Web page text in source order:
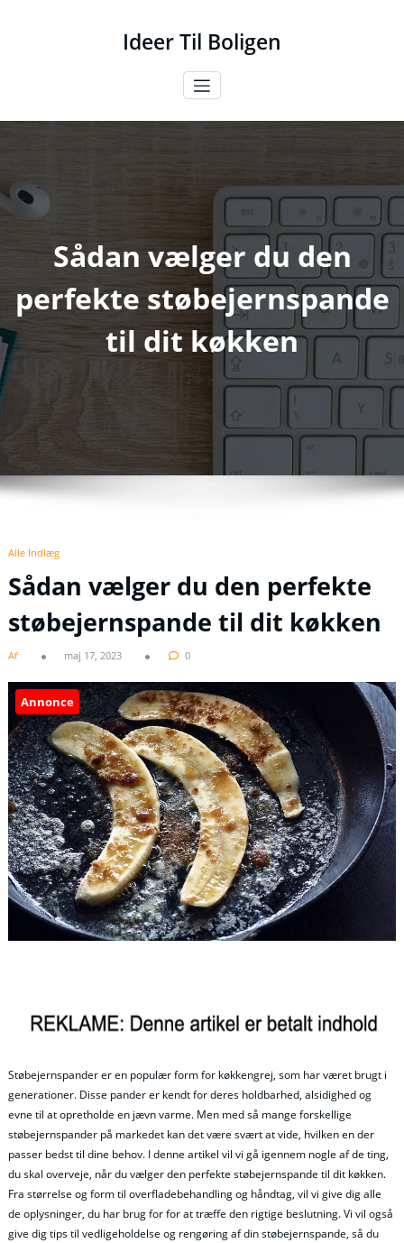
Ideer Til Boligen
Sådan vælger du den
perfekte støbejernspande
til dit køkken
Alle Indlæg
Sådan vælger du den perfekte
støbejernspande til dit køkken
Af maj 17, 2023 0
Annonce
Støbejernspander er en populær form for køkkengrej, som har været brugt i
generationer. Disse pander er kendt for deres holdbarhed, alsidighed og
evne til at opretholde en jævn varme. Men med så mange forskellige
støbejernspander på markedet kan det være svært at vide, hvilken en der
passer bedst til dine behov. I denne artikel vil vi gå igennem nogle af de ting,
du skal overveje, når du vælger den perfekte støbejernspande til dit køkken.
Fra størrelse og form til overfladebehandling og håndtag, vil vi give dig alle
de oplysninger, du har brug for for at træffe den rigtige beslutning. Vi vil også
give dig tips til vedligeholdelse og rengøring af din støbejernspande, så du